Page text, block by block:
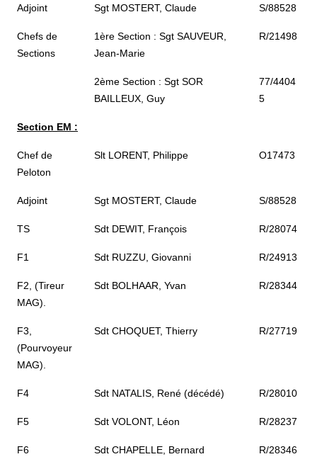
Adjoint Sgt MOSTERT, Claude S/88528
Chefs de
Sections
1ère Section : Sgt SAUVEUR,
Jean-Marie
R/21498
2ème Section : Sgt SOR
BAILLEUX, Guy
77/4404
5
Section EM :
Chef de
Peloton
Slt LORENT, Philippe O17473
Adjoint Sgt MOSTERT, Claude S/88528
TS Sdt DEWIT, François R/28074
F1 Sdt RUZZU, Giovanni R/24913
F2, (Tireur
MAG).
Sdt BOLHAAR, Yvan R/28344
F3,
(Pourvoyeur
MAG).
Sdt CHOQUET, Thierry R/27719
F4 Sdt NATALIS, René (décédé) R/28010
F5 Sdt VOLONT, Léon R/28237
F6 Sdt CHAPELLE, Bernard R/28346